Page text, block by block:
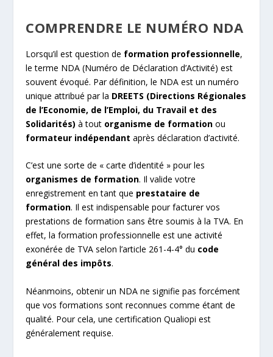
COMPRENDRE LE NUMÉRO NDA
Lorsqu’il est question de formation professionnelle,
le terme NDA (Numéro de Déclaration d’Activité) est
souvent évoqué. Par définition, le NDA est un numéro
unique attribué par la DREETS (Directions Régionales
de l’Economie, de l’Emploi, du Travail et des
Solidarités) à tout organisme de formation ou
formateur indépendant après déclaration d’activité.
C’est une sorte de « carte d’identité » pour les
organismes de formation. Il valide votre
enregistrement en tant que prestataire de
formation. Il est indispensable pour facturer vos
prestations de formation sans être soumis à la TVA. En
effet, la formation professionnelle est une activité
exonérée de TVA selon l’article 261-4-4° du code
général des impôts.
Néanmoins, obtenir un NDA ne signifie pas forcément
que vos formations sont reconnues comme étant de
qualité. Pour cela, une certification Qualiopi est
généralement requise.